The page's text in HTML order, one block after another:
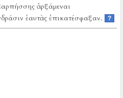
ἀρξάμεναι
ἑαυτὰς ἐπικατέσφαξαν.
?